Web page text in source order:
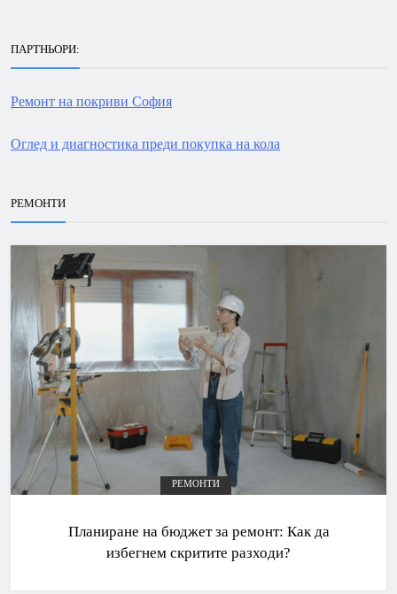
ПАРТНЬОРИ:
Ремонт на покриви София
Оглед и диагностика преди покупка на кола
РЕМОНТИ
РЕМОНТИ
Планиране на бюджет за ремонт: Как да
избегнем скритите разходи?